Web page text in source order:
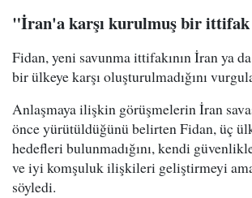
"İran'a karşı kurulmuş bir
Fidan, yeni savunma ittifakının İran ya
bir ülkeye karşı oluşturulmadığını
Anlaşmaya ilişkin görüşmelerin İran
önce yürütüldüğünü belirten Fidan, üç
hedefleri bulunmadığını, kendi
ve iyi komşuluk ilişkileri geliştirmeyi
söyledi.